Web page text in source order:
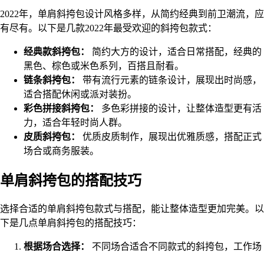
2022年，单肩斜挎包设计风格多样，从简约经典到前卫潮流，应
有尽有。以下是几款2022年最受欢迎的斜挎包款式：
经典款斜挎包：
简约大方的设计，适合日常搭配，经典的
黑色、棕色或米色系列，百搭且耐看。
链条斜挎包：
带有流行元素的链条设计，展现出时尚感，
适合搭配休闲或派对装扮。
彩色拼接斜挎包：
多色彩拼接的设计，让整体造型更有活
力，适合年轻时尚人群。
皮质斜挎包：
优质皮质制作，展现出优雅质感，搭配正式
场合或商务服装。
单肩斜挎包的搭配技巧
选择合适的单肩斜挎包款式与搭配，能让整体造型更加完美。以
下是几点单肩斜挎包的搭配技巧：
根据场合选择：
不同场合适合不同款式的斜挎包，工作场